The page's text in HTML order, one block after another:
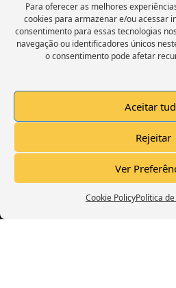
Para oferecer as melhores
cookies para armazenar e/ou acessar
consentimento para essas tecnologias
navegação ou identificadores únicos
o consentimento pode afetar
Aceitar
Rejeitar
Ver
Cookie PolicyPolítica
Click to accept
enable this